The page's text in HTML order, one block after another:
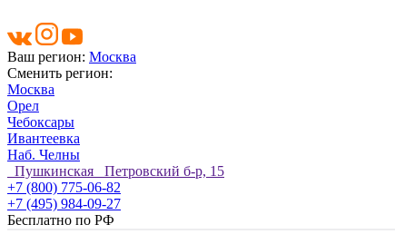
Ваш регион: Москва
Сменить регион:
Москва
Орел
Чебоксары
Ивантеевка
Наб. Челны
Пушкинская Петровский б-р, 15
+7 (800) 775-06-82
+7 (495) 984-09-27
Бесплатно по РФ